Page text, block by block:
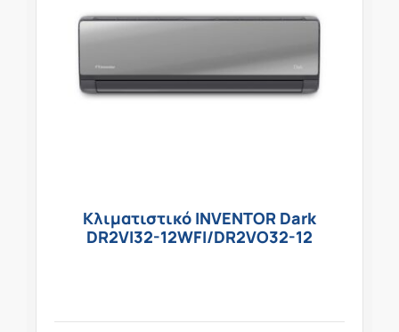
Κλιματιστικό INVENTOR Dark
DR2VI32-12WFI/DR2VO32-12